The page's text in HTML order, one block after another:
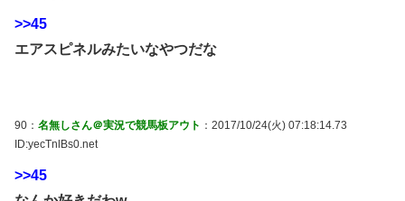
>>45
エアスピネルみたいなやつだな
90： 名無しさん＠実況で競馬板アウト ：2017/10/24(火) 07:18:14.73
ID:yecTnlBs0.net
>>45